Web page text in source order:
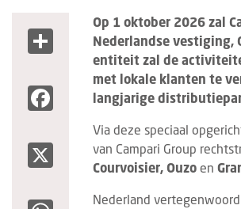
Facebook
WhatsApp
Op 1 oktober 2026 zal
Nederlandse vestiging,
entiteit zal de
met lokale klanten te
langjarige
Via deze speciaal
van Campari Group
Courvoisier, Ouzo en
Nederland